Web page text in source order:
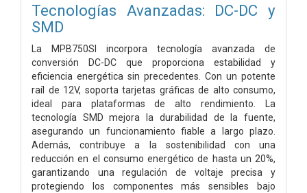
Tecnologías Avanzadas: DC-DC y
SMD
La MPB750SI incorpora tecnología avanzada de
conversión DC-DC que proporciona estabilidad y
eficiencia energética sin precedentes. Con un potente
raíl de 12V, soporta tarjetas gráficas de alto consumo,
ideal para plataformas de alto rendimiento. La
tecnología SMD mejora la durabilidad de la fuente,
asegurando un funcionamiento fiable a largo plazo.
Además, contribuye a la sostenibilidad con una
reducción en el consumo energético de hasta un 20%,
garantizando una regulación de voltaje precisa y
protegiendo los componentes más sensibles bajo